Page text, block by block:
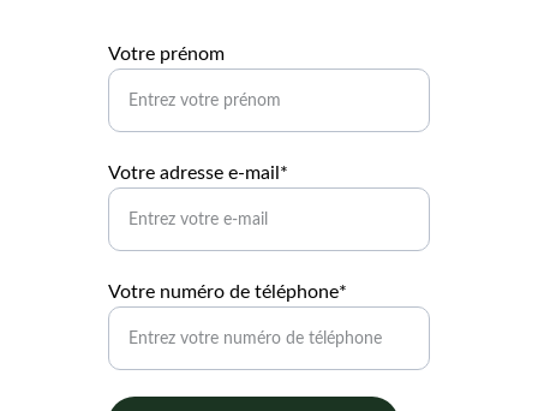
Votre prénom
Votre adresse e-mail*
Votre numéro de téléphone*